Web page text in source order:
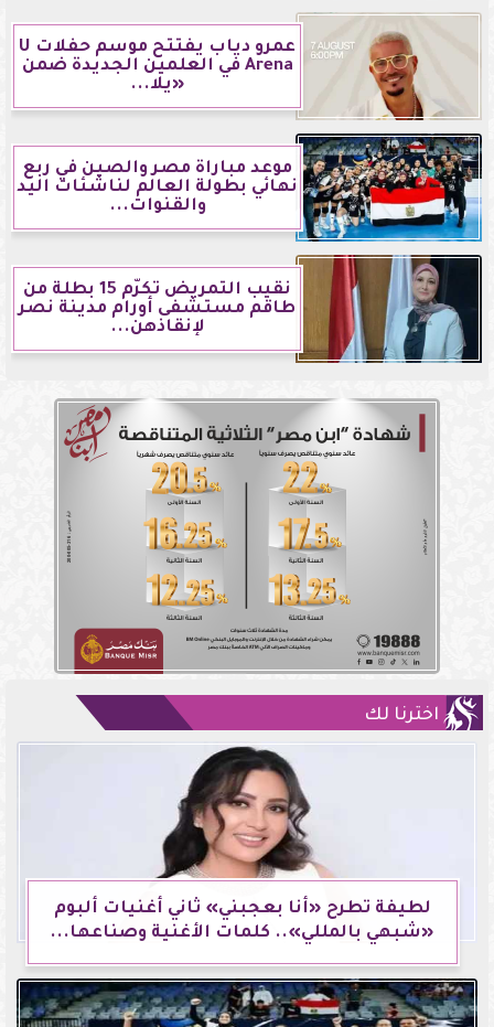
عمرو دياب يفتتح موسم حفلات U
Arena في العلمين الجديدة ضمن
«يلا...
موعد مباراة مصر والصين في ربع
نهائي بطولة العالم لناشئات اليد
والقنوات...
نقيب التمريض تكرّم 15 بطلة من
طاقم مستشفى أورام مدينة نصر
لإنقاذهن...
اخترنا لك
لطيفة تطرح «أنا بعجبني» ثاني أغنيات ألبوم
«شبهي بالمللي».. كلمات الأغنية وصناعها...